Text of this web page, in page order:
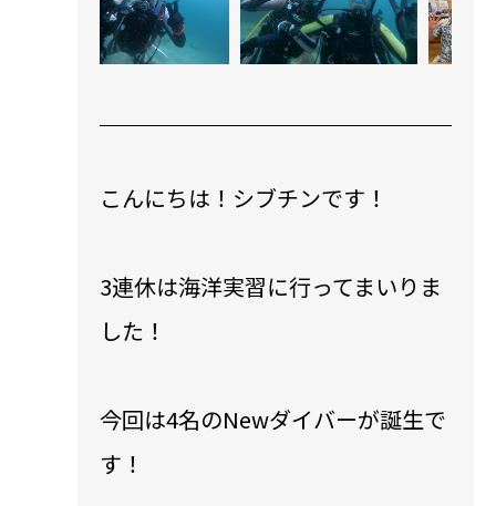
こんにちは！シブチンです！
3連休は海洋実習に行ってまいりま
した！
今回は4名のNewダイバーが誕生で
す！